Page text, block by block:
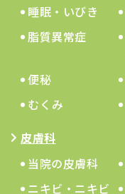
睡眠・いびき
脂質異常症
便秘
むくみ
皮膚科
当院の皮膚科
ニキビ・ニキビ